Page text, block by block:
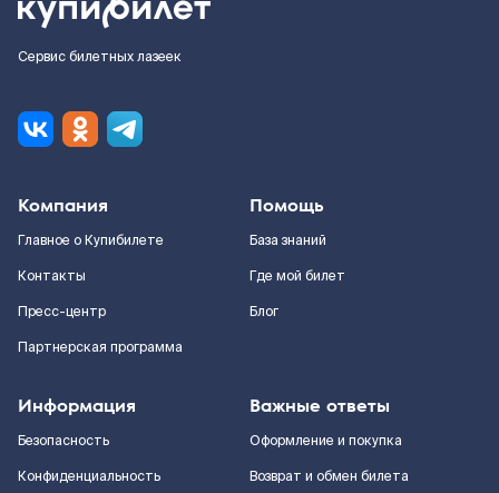
Сервис билетных лазеек
Компания
Главное о Купибилете
Контакты
Пресс-центр
Партнерская программа
Помощь
База знаний
Где мой билет
Блог
Информация
Безопасность
Конфиденциальность
Важные ответы
Оформление и покупка
Возврат и обмен билета